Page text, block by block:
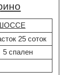
25 соток
5 спален